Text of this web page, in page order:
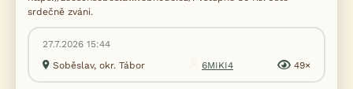
srdečně zváni.
27.7.2026 15:44
Soběslav, okr. Tábor
6MIKI4 49×